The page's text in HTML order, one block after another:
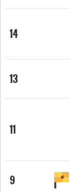
14
13
11
9